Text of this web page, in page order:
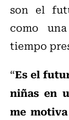
son el
como
tiempo
“Es el
niñas en
me